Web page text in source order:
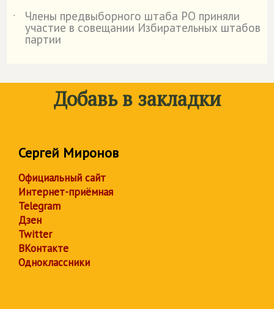
˙
Члены предвыборного штаба РО приняли
участие в совещании Избирательных штабов
партии
Добавь в закладки
Сергей Миронов
Официальный сайт
Интернет-приёмная
Telegram
Дзен
Twitter
ВКонтакте
Одноклассники